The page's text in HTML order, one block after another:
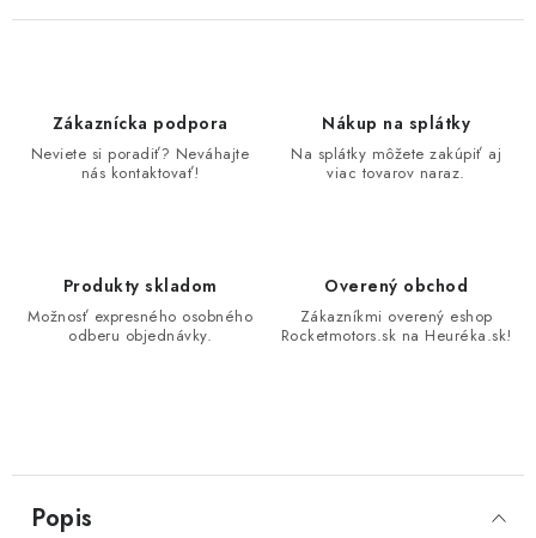
Zákaznícka podpora
Neviete si poradiť? Neváhajte
nás kontaktovať!
Nákup na splátky
Na splátky môžete zakúpiť aj
viac tovarov naraz.
Produkty skladom
Možnosť expresného osobného
odberu objednávky.
Overený obchod
Zákazníkmi overený eshop
Rocketmotors.sk na Heuréka.sk!
Popis